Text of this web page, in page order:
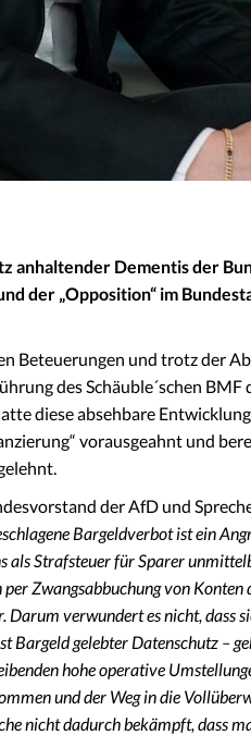
anhaltender Dementis der
der „Opposition“ im
Beteuerungen und trotz der
des Schäuble´schen
diese absehbare
vorausgeahnt und
der AfD und
Bargeldverbot ist ein
als Strafsteuer für Sparer
per Zwangsabbuchung von
Darum verwundert es nicht, dass
Bargeld gelebter Datenschutz –
hohe operative
und der Weg in die
nicht dadurch bekämpft, dass